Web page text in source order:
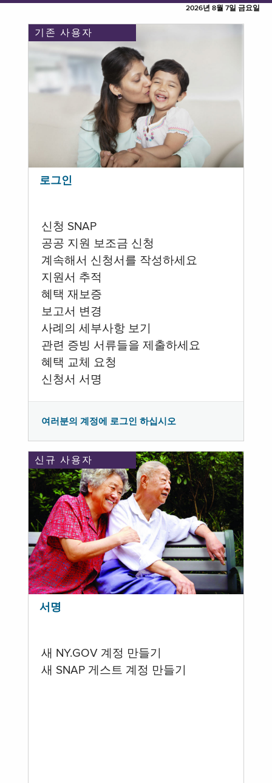
2026년 8월 7일 금요일
기존 사용자
로그인
신청 SNAP
공공 지원 보조금 신청
계속해서 신청서를 작성하세요
지원서 추적
혜택 재보증
보고서 변경
사례의 세부사항 보기
관련 증빙 서류들을 제출하세요
혜택 교체 요청
신청서 서명
여러분의 계정에 로그인 하십시오
신규 사용자
서명
새 NY.GOV 계정 만들기
새 SNAP 게스트 계정 만들기